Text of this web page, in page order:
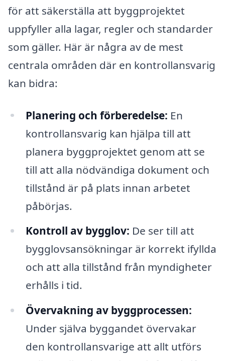
för att säkerställa att byggprojektet
uppfyller alla lagar, regler och standarder
som gäller. Här är några av de mest
centrala områden där en kontrollansvarig
kan bidra:
Planering och förberedelse: En
kontrollansvarig kan hjälpa till att
planera byggprojektet genom att se
till att alla nödvändiga dokument och
tillstånd är på plats innan arbetet
påbörjas.
Kontroll av bygglov: De ser till att
bygglovsansökningar är korrekt ifyllda
och att alla tillstånd från myndigheter
erhålls i tid.
Övervakning av byggprocessen:
Under själva byggandet övervakar
den kontrollansvarige att allt utförs